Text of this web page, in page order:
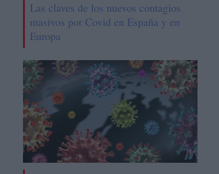
Las claves de los nuevos contagios
masivos por Covid en España y en
Europa